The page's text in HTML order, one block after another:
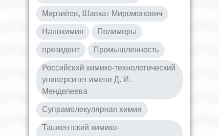
Мирзиёев, Шавкат Миромонович
Нанохимия Полимеры
президент Промышленность
Российский химико-технологический
университет имени Д. И.
Менделеева
Супрамолекулярная химия
Ташкентский химико-